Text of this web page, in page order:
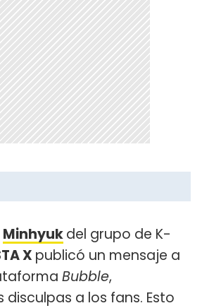
Minhyukdel grupo de K-
X publicó un mensaje a
Bubble,
disculpas a los fans. Esto